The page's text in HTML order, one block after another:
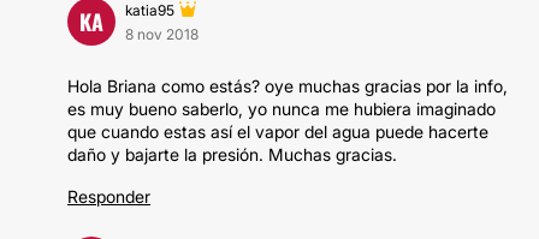
KA
katia95
8 nov 2018
Hola Briana como estás? oye muchas gracias por la info,
es muy bueno saberlo, yo nunca me hubiera imaginado
que cuando estas así el vapor del agua puede hacerte
daño y bajarte la presión. Muchas gracias.
Responder